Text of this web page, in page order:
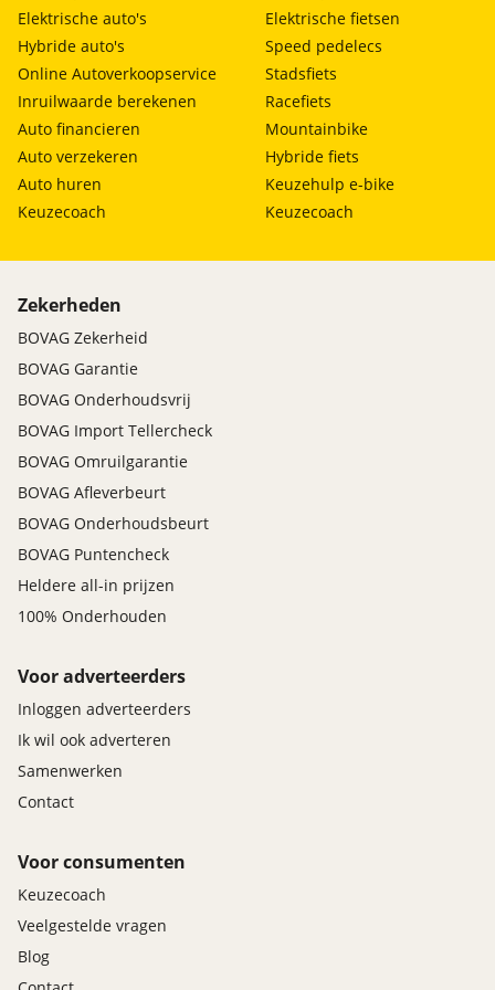
Elektrische auto's
Hybride auto's
Online Autoverkoopservice
Inruilwaarde berekenen
Auto financieren
Auto verzekeren
Auto huren
Keuzecoach
Elektrische fietsen
Speed pedelecs
Stadsfiets
Racefiets
Mountainbike
Hybride fiets
Keuzehulp e-bike
Keuzecoach
Zekerheden
BOVAG Zekerheid
BOVAG Garantie
BOVAG Onderhoudsvrij
BOVAG Import Tellercheck
BOVAG Omruilgarantie
BOVAG Afleverbeurt
BOVAG Onderhoudsbeurt
BOVAG Puntencheck
Heldere all-in prijzen
100% Onderhouden
Voor adverteerders
Inloggen adverteerders
Ik wil ook adverteren
Samenwerken
Contact
Voor consumenten
Keuzecoach
Veelgestelde vragen
Blog